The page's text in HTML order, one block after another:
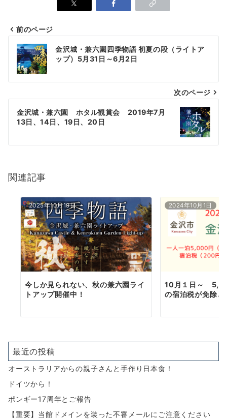
投
稿
ナ
ビ
ゲ
シ
ン
前のページ
金沢城・兼六園四季物語 初夏の段（ライトア
ップ）5月31日～6月2日
次のページ
金沢城・兼六園 ホタル観賞会 2019年7月
13日、14日、19日、20日
関連記事
2025年10月19日
今しか見られない、秋の兼六園ライ
トアップ開催中！
2024年10月1日
10月１日～
の宿泊税が免除と
最近の投稿
オーストラリアからの親子さんと手作り日本食！
ドイツから！
ポンギー17周年とご報告
【重要】当館ドメインを装った不審メールにご注意ください